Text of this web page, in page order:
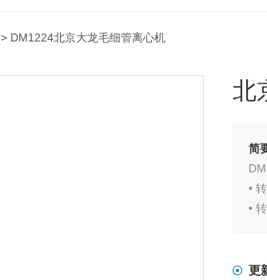
> DM1224北京大龙毛细管离心机
北
简
•
•
更